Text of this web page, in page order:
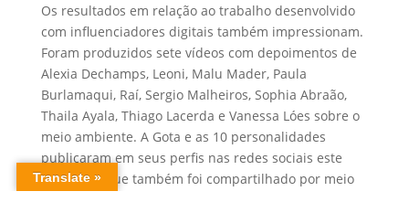
Os resultados em relação ao trabalho desenvolvido
com influenciadores digitais também impressionam.
Foram produzidos sete vídeos com depoimentos de
Alexia Dechamps, Leoni, Malu Mader, Paula
Burlamaqui, Raí, Sergio Malheiros, Sophia Abraão,
Thaila Ayala, Thiago Lacerda e Vanessa Lóes sobre o
meio ambiente. A Gota e as 10 personalidades
publicaram em seus perfis nas redes sociais este
conteúdo, que também foi compartilhado por meio